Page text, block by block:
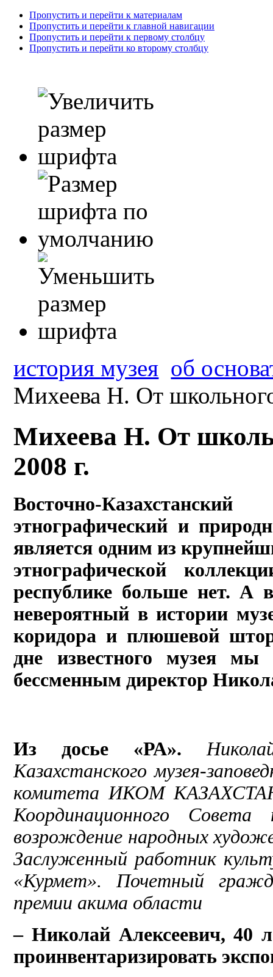
Пропустить и перейти к материалам
Пропустить и перейти к главной навигации
Пропустить и перейти к первому столбцу
Пропустить и перейти ко второму столбцу
история музея об
Михеева Н. От
Михеева Н. От
2008 г.
Восточно-
этнографический и
является одним из
этнографической
республике больше нет. А
невероятный в истории
коридора и плюшевой
дне известного музея мы
бессменным директор
Из досье «РА».
Казахстанского музея-
комитета ИКОМ
Координационного
возрождение народных
Заслуженный работник
«Курмет». Почетный
премии акима области
– Николай Алексеевич, 40
проинвентаризировать